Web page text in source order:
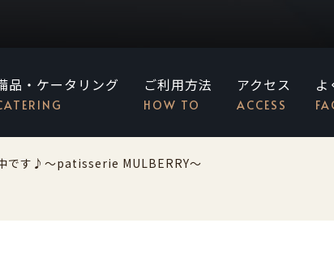
品・ケータリング ご利用方法
HOW TO
アクセス
ACCESS
よ
です♪～patisserie MULBERRY～